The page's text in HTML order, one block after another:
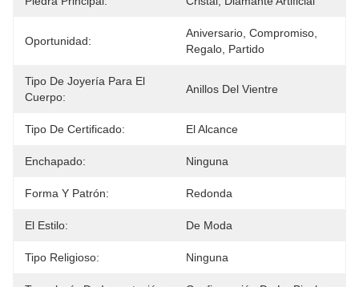
Oportunidad:
Aniversario, Compromiso,
Regalo, Partido
Tipo De Joyería Para El
Cuerpo:
Anillos Del Vientre
Tipo De Certificado: El Alcance
Enchapado: Ninguna
Forma Y Patrón: Redonda
El Estilo: De Moda
Tipo Religioso: Ninguna